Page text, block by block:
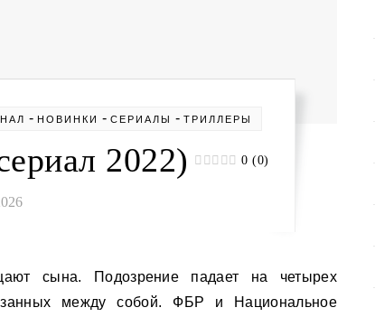
- НОВИНКИ - СЕРИАЛЫ - ТРИЛЛЕРЫ
2022) 0 (0)
между собой. ФБР и Национальное